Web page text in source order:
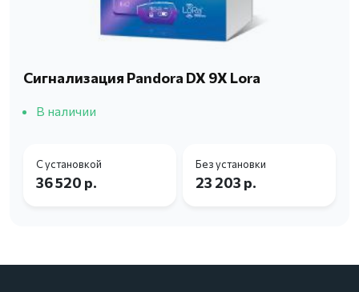
Сигнализация Pandora DX 9X Lora
В наличии
С установкой
36 520 р.
Без установки
23 203 р.